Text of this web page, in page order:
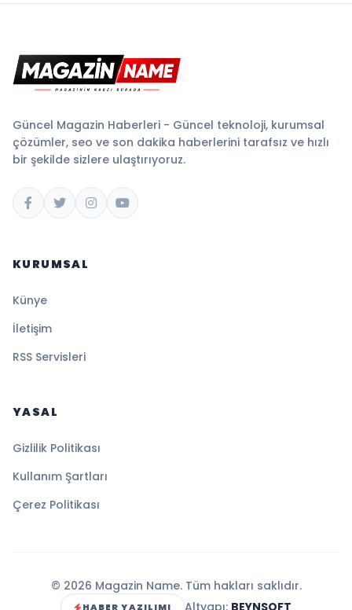
Güncel Magazin Haberleri - Güncel teknoloji, kurumsal
çözümler, seo ve son dakika haberlerini tarafsız ve hızlı
bir şekilde sizlere ulaştırıyoruz.
KURUMSAL
Künye
İletişim
RSS Servisleri
YASAL
Gizlilik Politikası
Kullanım Şartları
Çerez Politikası
© 2026 Magazin Name. Tüm hakları saklıdır.
HABER YAZILIMI